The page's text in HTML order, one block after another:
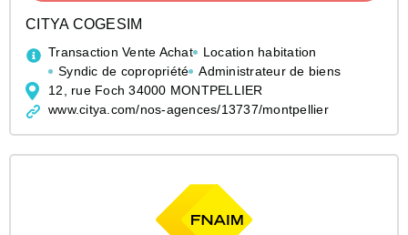
CITYA COGESIM
Transaction Vente Achat
Location habitation
Syndic de copropriété
Administrateur de biens
12, rue Foch 34000 MONTPELLIER
www.citya.com/nos-agences/13737/montpellier